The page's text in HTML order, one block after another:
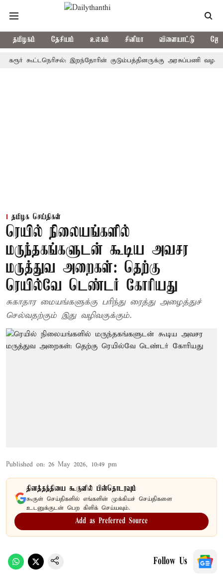
தமிழகம் தேசியம் உலகம் சினிமா விளையாட்டு
கூட்டநெரிசல்: இறந்தோரின் குடும்பத்தினருக்கு அரசுப்பணி வழக்கு;
தமிழக செய்திகள்
ரெயில் நிலையங்களில்
மருந்தகங்களுடன் கூடிய அவசர
மருத்துவ அறைகள்: தெற்கு
ரெயில்வே டெண்டர் கோரியது
சுகாதார மையங்களுக்கு பரிந்து ரைத்து அழைத்துச்
செல்வதற்கும் இது வழிவகுக்கும்.
Published on: 26 May 2026, 10:49 pm
தினத்தந்தியை கூகுளில் பின்தொடரவும்
கூகுள் செய்திகளில் எங்களின் முக்கியச் செய்திகளை
உடனுக்குடன் பெற கிளிக் செய்யவும்.
Add as Preferred Source
Follow Us